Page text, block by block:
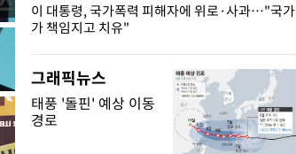
이 대통령, 국가폭력 피해자에 위로·사과…"국가
가 책임지고 치유"
그래픽뉴스
태풍 '돌핀' 예상 이동
경로